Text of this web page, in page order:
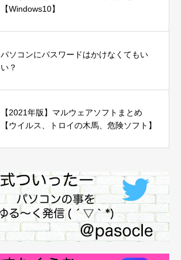
【Windows10】
パソコンにパスワードはかけなくてもい
い？
【2021年版】マルウェアソフトまとめ
【ウイルス、トロイの木馬、危険ソフト】